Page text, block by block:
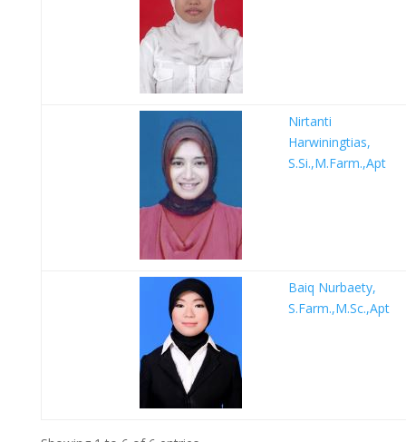
Nirtanti
Harwiningtias,
S.Si.,M.Farm.,Apt
Baiq Nurbaety,
S.Farm.,M.Sc.,Apt